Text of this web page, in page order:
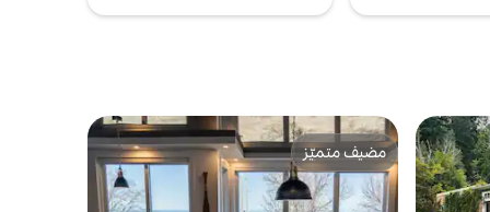
مضيف متميّز
مضيف متميّز